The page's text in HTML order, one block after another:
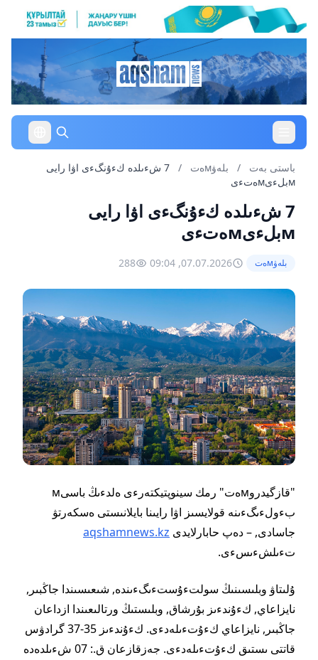
باستى بەت / بلەۋмەت /
7 شءىلدە كءۇنگءى اۋا رايى
мبلءىмەتءى
7 شءىلدە كءۇنگءى اۋا رايى
мبلءىмەتءى
بلەۋмەت 07.07.2026, 09:04
288
"قازگيدروмەت" رمك سينوپتيكتەرءى ەلدءىڭ باسىм
بءولءىگءىنە قولايسىز اۋا رايىنا بايلانىستى ەسكەرتۋ
جاسادى, – دەپ حابارلايدى aqshamnews.kz
تءىلشءىسءى.
ۇلىتاۋ وبلىسىنىڭ سولتءۇستءىگءىندە, شىعىسىندا جاڭبىر,
نايزاعاي, كءۇندءىز بۇرشاق, وبلىستىڭ ورتالىعىندا ازداعان
جاڭبىر, نايزاعاي كءۇتءىلەدءى. كءۇندءىز 35-37 گرادۋس
قاتتى ىستىق كءۇتءىلەدءى. جەزقازعان ق.: 07 شءىلدەدە